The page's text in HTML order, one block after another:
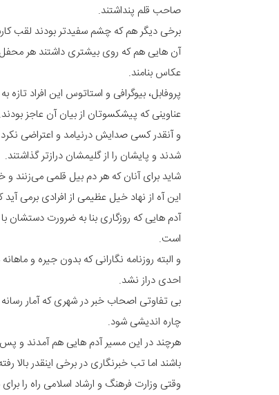
صاحب قلم پنداشتند.
برخی دیگر هم که چشم سفیدتر بودند لقب
آن هایی هم که روی بیشتری داشتند هر
عکاس بنامند.
پروفابل، بیوگرافی و استاتوس این افراد
عناوینی که پیشکسوتان از بیان آن عاجز بودند.
و آنقدر کسی صدایش درنیامد و اعتراضی نکرد
شدند و پایشان را از گلیمشان درازتر گذاشتند.
شاید برای آنان که هر دم بیل قلمی می‌زنند و
این آه از نهاد خیل عظیمی از افرادی برمی
آدم هایی که روزگاری بنا به ضرورت دستشان
است.
و البته روزنامه نگارانی که بدون جیره و
احدی دراز نشد.
بی تفاوتی اصحاب خبر در شهری که آمار
چاره اندیشی شود.
هرچند در این مسیر آدم هایی هم آمدند و پس
باشند اما تب خبرنگاری در برخی اینقدر بالا
وقتی وزارت فرهنگ و ارشاد اسلامی راه را